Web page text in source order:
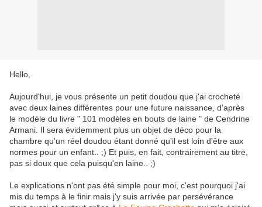
Hello,
Aujourd'hui, je vous présente un petit doudou que j'ai crocheté
avec deux laines différentes pour une future naissance, d'après
le modèle du livre " 101 modèles en bouts de laine " de Cendrine
Armani. Il sera évidemment plus un objet de déco pour la
chambre qu'un réel doudou étant donné qu'il est loin d'être aux
normes pour un enfant.. ;) Et puis, en fait, contrairement au titre,
pas si doux que cela puisqu'en laine.. ;)
Le explications n'ont pas été simple pour moi, c'est pourquoi j'ai
mis du temps à le finir mais j'y suis arrivée par persévérance